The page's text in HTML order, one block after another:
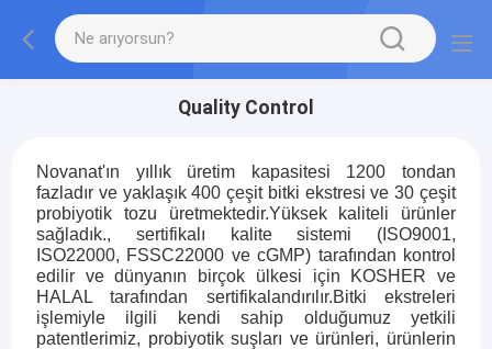
Quality Control
Novanat'ın yıllık üretim kapasitesi 1200 tondan
fazladır ve yaklaşık 400 çeşit bitki ekstresi ve 30 çeşit
probiyotik tozu üretmektedir.Yüksek kaliteli ürünler
sağladık., sertifikalı kalite sistemi (ISO9001,
ISO22000, FSSC22000 ve cGMP) tarafından kontrol
edilir ve dünyanın birçok ülkesi için KOSHER ve
HALAL tarafından sertifikalandırılır.Bitki ekstreleri
işlemiyle ilgili kendi sahip olduğumuz yetkili
patentlerimiz, probiyotik suşları ve ürünleri, ürünlerin